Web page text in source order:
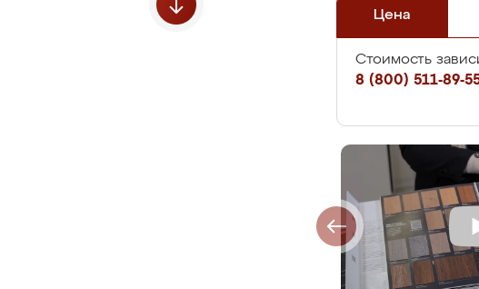
Цена
Стоимость
8 (800) 511-89-